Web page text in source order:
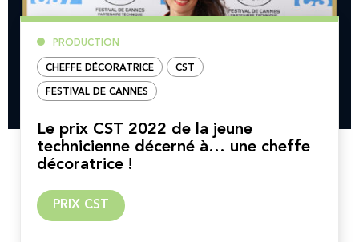
PRODUCTION
CHEFFE DÉCORATRICE CST
FESTIVAL DE CANNES
Le prix CST 2022 de la jeune
technicienne décerné à… une cheffe
décoratrice !
PRIX CST